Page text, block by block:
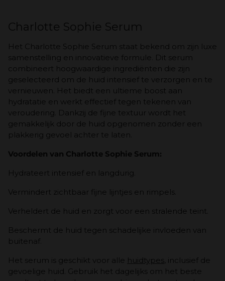
Charlotte Sophie Serum
Het Charlotte Sophie Serum staat bekend om zijn luxe
samenstelling en innovatieve formule. Dit serum
combineert hoogwaardige ingrediënten die zijn
geselecteerd om de huid intensief te verzorgen en te
vernieuwen. Het biedt een ultieme boost aan
hydratatie en werkt effectief tegen tekenen van
veroudering. Dankzij de fijne textuur wordt het
gemakkelijk door de huid opgenomen zonder een
plakkerig gevoel achter te laten.
Voordelen van Charlotte Sophie Serum:
Hydrateert intensief en langdurig.
Vermindert zichtbaar fijne lijntjes en rimpels.
Verheldert de huid en zorgt voor een stralende teint.
Beschermt de huid tegen schadelijke invloeden van
buitenaf.
Het serum is geschikt voor alle huidtypes , inclusief de
gevoelige huid. Gebruik het dagelijks om het beste